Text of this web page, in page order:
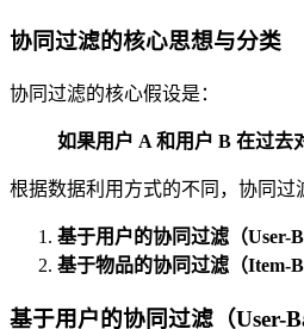
协同过滤的核心思想与分类
协同过滤的核心假设是：
如果用户 A 和用户 B 在过去
根据数据利用方式的不同，协同过
基于用户的协同过滤（User-
基于物品的协同过滤（Item-
基于用户的协同过滤（User-